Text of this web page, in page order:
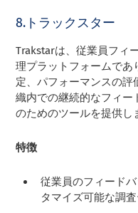
8.トラックスター
Trakstarは、従業員フィ
理プラットフォームであ
定、パフォーマンスの評
織内での継続的なフィー
のためのツールを提供し
特徴
従業員のフィード
タマイズ可能な調査